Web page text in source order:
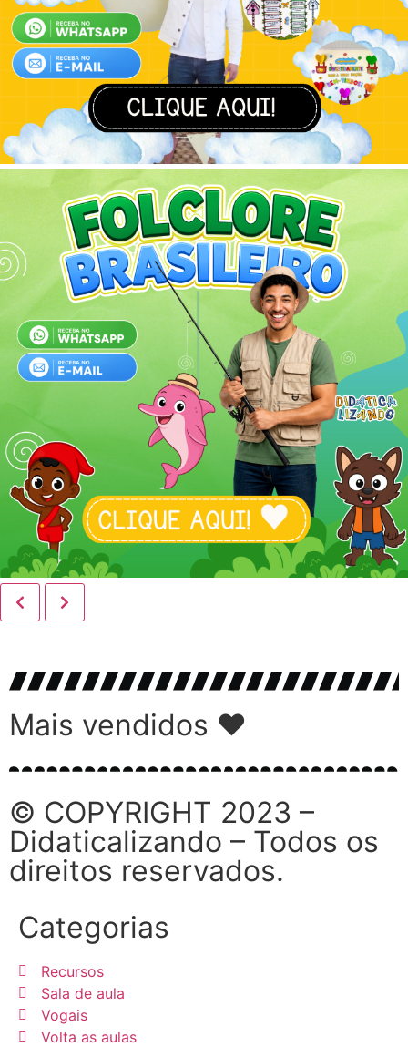
Mais vendidos ♥
© COPYRIGHT 2023 –
Didaticalizando – Todos os
direitos reservados.
Categorias
Recursos
Sala de aula
Vogais
Volta as aulas